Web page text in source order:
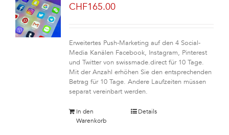
CHF165.00
Erweitertes Push-Marketing auf den 4 Social-
Media Kanälen Facebook, Instagram, Pinterest
und Twitter von swissmade.direct für 10 Tage.
Mit der Anzahl erhöhen Sie den entsprechenden
Betrag für 10 Tage. Andere Laufzeiten müssen
separat vereinbart werden.
In den
Warenkorb
Details